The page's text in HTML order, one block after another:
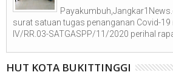
surat satuan tugas penanganan Covid-
IV/RR.03-SATGASPP/11/2020 perihal
HUT KOTA BUKITTINGGI